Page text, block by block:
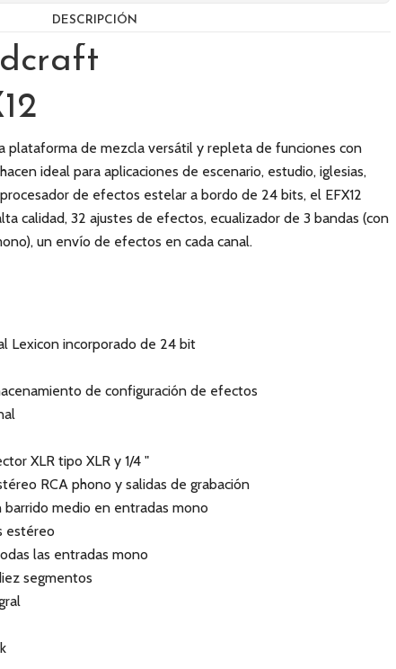
DESCRIPCIÓN
plataforma de mezcla versátil y repleta de funciones con
ideal para aplicaciones de escenario, estudio, iglesias,
de efectos estelar a bordo de 24 bits, el EFX12
calidad, 32 ajustes de efectos, ecualizador de 3 bandas (con
un envío de efectos en cada canal.
Lexicon incorporado de 24 bit
de configuración de efectos
XLR tipo XLR y 1/4 "
RCA phono y salidas de grabación
barrido medio en entradas mono
estéreo
las entradas mono
segmentos